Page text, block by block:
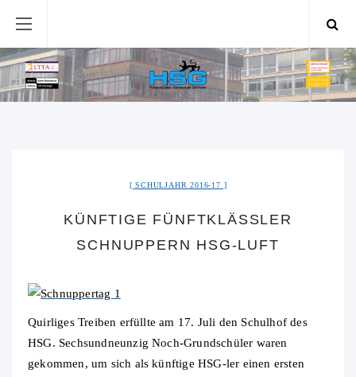
SCHULJAHR 2016-17
KÜNFTIGE FÜNFTKLÄSSLER
SCHNUPPERN HSG-LUFT
Quirliges Treiben erfüllte am 17. Juli den Schulhof des
HSG. Sechsundneunzig Noch-Grundschüler waren
gekommen, um sich als künftige HSG-ler einen ersten